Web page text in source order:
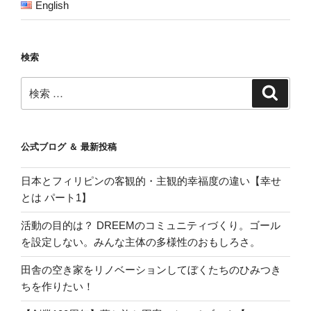
English
検索
索:
公式ブログ ＆ 最新投稿
日本とフィリピンの客観的・主観的幸福度の違い【幸せ
とは パート1】
活動の目的は？ DREEMのコミュニティづくり。ゴール
を設定しない。みんな主体の多様性のおもしろさ。
田舎の空き家をリノベーションしてぼくたちのひみつき
ちを作りたい！